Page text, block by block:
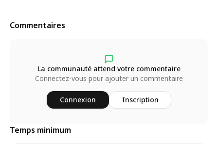
Commentaires
La communauté attend votre commentaire
Connectez-vous pour ajouter un commentaire
Connexion Inscription
Temps minimum